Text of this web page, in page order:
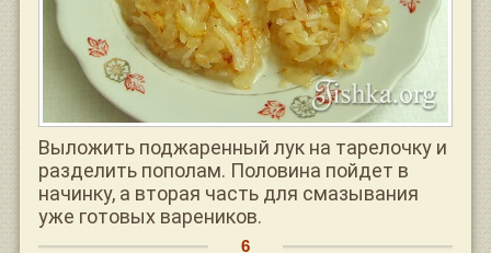
Выложить поджаренный лук на тарелочку и
разделить пополам. Половина пойдет в
начинку, а вторая часть для смазывания
уже готовых вареников.